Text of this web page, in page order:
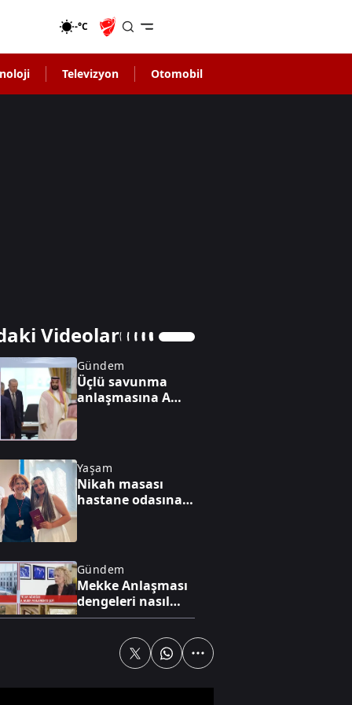
-°C
Televizyon Otomobil
Videolar
Gündem
Üçlü savunma
anlaşmasına A
Yaşam
Nikah masası
hastane odasına
Gündem
Mekke Anlaşması
dengeleri nasıl
değiştirecek?
Terörsüz Türkiye